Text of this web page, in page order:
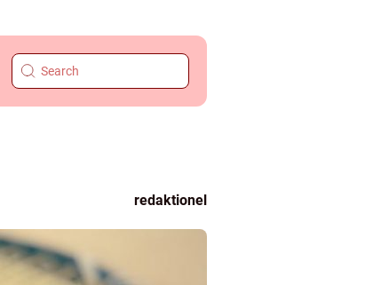
redaktionel